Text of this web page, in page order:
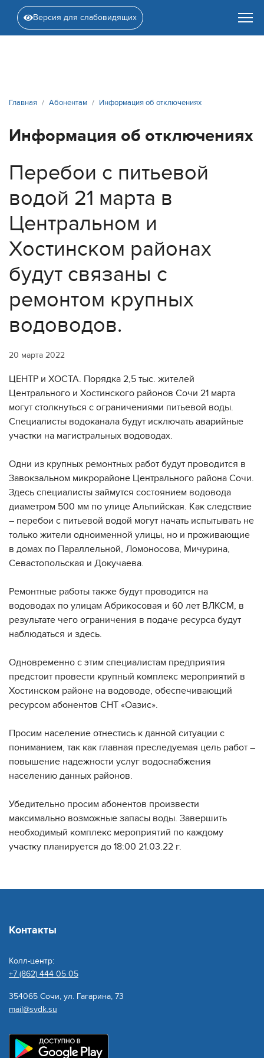
Версия для слабовидящих
Главная Абонентам Информация об отключениях
Информация об отключениях
Перебои с питьевой
водой 21 марта в
Центральном и
Хостинском районах
будут связаны с
ремонтом крупных
водоводов.
20 марта 2022
ЦЕНТР и ХОСТА. Порядка 2,5 тыс. жителей
Центрального и Хостинского районов Сочи 21 марта
могут столкнуться с ограничениями питьевой воды.
Специалисты водоканала будут исключать аварийные
участки на магистральных водоводах.
Одни из крупных ремонтных работ будут проводится в
Завокзальном микрорайоне Центрального района Сочи.
Здесь специалисты займутся состоянием водовода
диаметром 500 мм по улице Альпийская. Как следствие
– перебои с питьевой водой могут начать испытывать не
только жители одноименной улицы, но и проживающие
в домах по Параллельной, Ломоносова, Мичурина,
Севастопольская и Докучаева.
Ремонтные работы также будут проводится на
водоводах по улицам Абрикосовая и 60 лет ВЛКСМ, в
результате чего ограничения в подаче ресурса будут
наблюдаться и здесь.
Одновременно с этим специалистам предприятия
предстоит провести крупный комплекс мероприятий в
Хостинском районе на водоводе, обеспечивающий
ресурсом абонентов СНТ «Оазис».
Просим население отнестись к данной ситуации с
пониманием, так как главная преследуемая цель работ –
повышение надежности услуг водоснабжения
населению данных районов.
Убедительно просим абонентов произвести
максимально возможные запасы воды. Завершить
необходимый комплекс мероприятий по каждому
участку планируется до 18:00 21.03.22 г.
Контакты
Колл-центр:
+7 (862) 444 05 05
354065 Сочи, ул. Гагарина, 73
mail@svdk.su